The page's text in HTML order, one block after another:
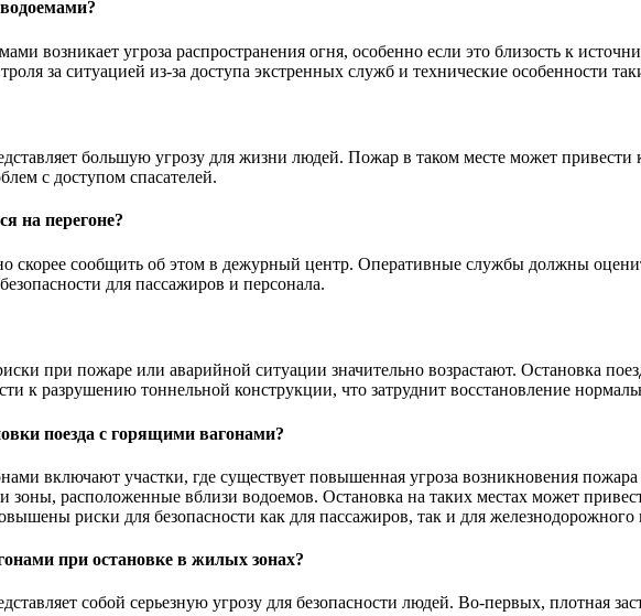
возникает угроза распространения огня, особенно если это близость к
за ситуацией из-за доступа экстренных служб и технические особенности
большую угрозу для жизни людей. Пожар в таком месте может
с доступом спасателей.
на перегоне?
скорее сообщить об этом в дежурный центр. Оперативные службы должны
для пассажиров и персонала.
при пожаре или аварийной ситуации значительно возрастают. Остановка
к разрушению тоннельной конструкции, что затруднит восстановление
поезда с горящими вагонами?
включают участки, где существует повышенная угроза возникновения
расположенные вблизи водоемов. Остановка на таких местах может
риски для безопасности как для пассажиров, так и для железнодорожного
при остановке в жилых зонах?
собой серьезную угрозу для безопасности людей. Во-первых, плотная